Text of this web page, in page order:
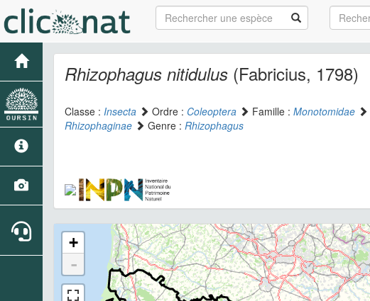
Rhizophagus nitidulus (Fabricius, 1798)
Classe : Insecta Ordre : Coleoptera Famille : Monotomidae
Rhizophaginae
Genre : Rhizophagus
+
-